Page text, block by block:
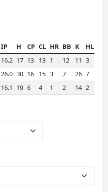
IP H CP CL HR BB K HLD
16.2 17 13 13 1 12 11 3
26.0 30 16 15 3 7 26 7
16.1 19 6 4 1 2 14 2